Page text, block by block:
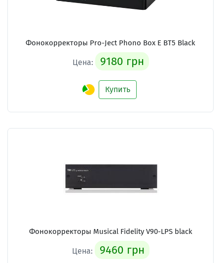
Фонокорректоры Pro-Ject Phono Box E BT5 Black
Цена: 9180 грн
Купить
Фонокорректоры Musical Fidelity V90-LPS black
Цена: 9460 грн